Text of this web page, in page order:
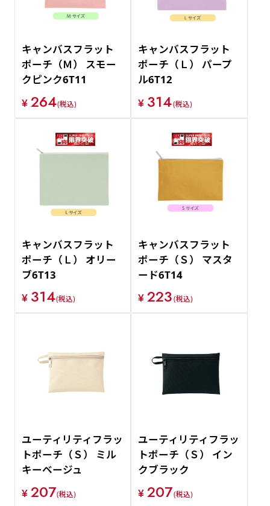
キャンバスフラット
ポーチ（Ｍ） スモー
クピンク6T11
¥ 264(税込)
キャンバスフラット
ポーチ（Ｌ） パープ
ル6T12
¥ 314(税込)
キャンバスフラット
ポーチ（Ｌ） オリー
ブ6T13
¥ 314(税込)
キャンバスフラット
ポーチ（Ｓ） マスタ
ード6T14
¥ 223(税込)
ユーティリティフラッ
トポーチ（Ｓ） ミル
キーベージュ
¥ 207(税込)
ユーティリティフラッ
トポーチ（Ｓ） イン
クブラック
¥ 207(税込)